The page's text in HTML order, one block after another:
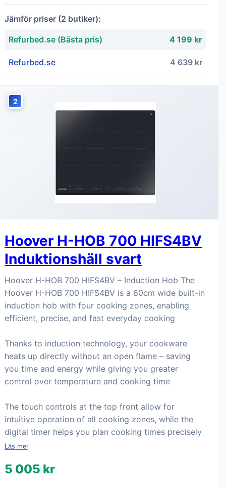
Jämför priser (2 butiker):
Refurbed.se (Bästa pris) 4 199 kr
Refurbed.se 4 639 kr
2
Hoover H-HOB 700 HIFS4BV
Induktionshäll svart
Hoover H-HOB 700 HIFS4BV – Induction Hob The
Hoover H-HOB 700 HIFS4BV is a 60cm wide built-in
induction hob with four cooking zones, enabling
efficient, precise, and fast everyday cooking
Thanks to induction technology, your cookware
heats up directly without an open flame – saving
you time and energy while giving you greater
control over temperature and cooking time
The touch controls at the top front allow for
intuitive operation of all cooking zones, while the
digital timer helps you plan cooking times precisely
Läs mer
5 005 kr